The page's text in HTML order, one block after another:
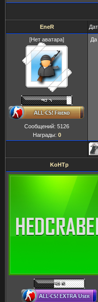
EneR
[Нет аватара]
Сообщений: 5126
Награды: 0
Да
KoHTp